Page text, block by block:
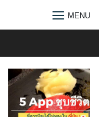
MENU